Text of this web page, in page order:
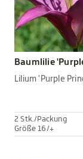
Baumlilie
Lilium 'Purple
2 Stk./Packung
Größe 16/+